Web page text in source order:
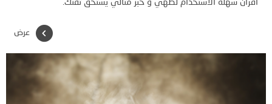
أفران سهلة الاستخدام لطهي و خبز مثالي يستحق ثقتك.
عرض